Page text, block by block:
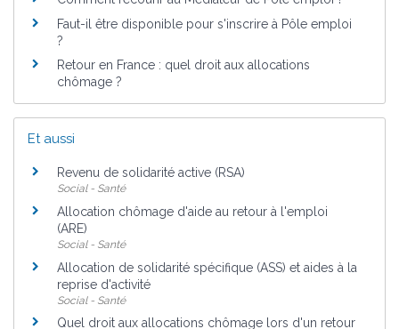
Faut-il être disponible pour s'inscrire à Pôle emploi
?
Retour en France : quel droit aux allocations
chômage ?
Et aussi
Revenu de solidarité active (RSA)
Social - Santé
Allocation chômage d'aide au retour à l'emploi
(ARE)
Social - Santé
Allocation de solidarité spécifique (ASS) et aides à la
reprise d'activité
Social - Santé
Quel droit aux allocations chômage lors d'un retour